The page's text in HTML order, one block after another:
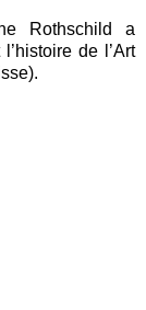
Rothschild a
de l’Art